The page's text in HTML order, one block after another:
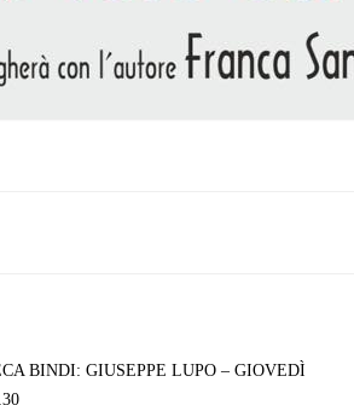
BINDI: GIUSEPPE LUPO – GIOVEDÌ